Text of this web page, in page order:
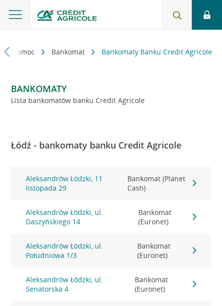
i pomoc Bankomat Bankomaty Banku Credit Agricole
BANKOMATY
Lista bankomatów banku Credit Agricole
Łódź - bankomaty banku Credit Agricole
Aleksandrów Łódzki, 11
listopada 29
Bankomat (Planet
Cash)
Aleksandrów Łódzki, ul.
Daszyńskiego 14
Bankomat
(Euronet)
Aleksandrów Łódzki, ul.
Południowa 1/3
Bankomat
(Euronet)
Aleksandrów Łódzki, ul.
Senatorska 4
Bankomat
(Euronet)